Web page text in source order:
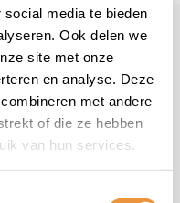
media te bieden
Ook delen we
site met onze
en analyse. Deze
met andere
of die ze hebben
van hun services.